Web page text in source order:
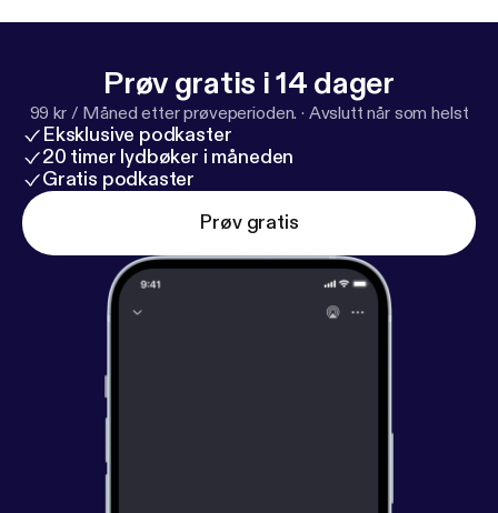
Prøv gratis i 14 dager
99 kr / Måned etter prøveperioden. · Avslutt når som helst
Eksklusive podkaster
20 timer lydbøker i måneden
Gratis podkaster
Prøv gratis